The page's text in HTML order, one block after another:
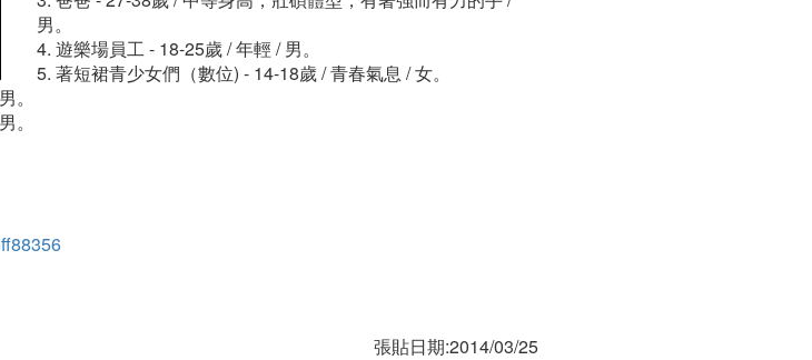
男。
4. 遊樂場員工 - 18-25歲 / 年輕 / 男。
5. 著短裙青少女們（數位) - 14-18歲 / 青春氣息 / 女。
。
。
張貼日期:2014/03/25